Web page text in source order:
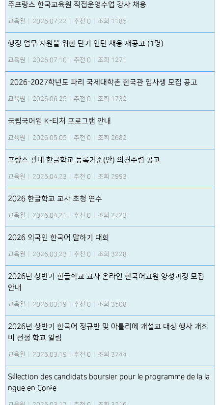
주프랑스 한국교육원 직접운영수업 강사 채용
교육원 2026.07.22 추천 0 조회 1185
행정 업무 지원을 위한 단기 인턴 채용 재공고 (1명)
교육원 2026.07.10 추천 0 조회 1271
2026-2027학년도 파리 국제대학촌 한국관 입사생 모집 공고
교육원 2026.06.25 추천 0 조회 1732
국립국어원 K-티처 프로그램 안내
교육원 2026.05.05 추천 0 조회 2682
프랑스 관내 한글학교 등록기준(안) 의견수렴 공고
교육원 2026.04.23 추천 0 조회 2993
2026 한글학교 교사 초청 연수
교육원 2026.04.21 추천 0 조회 2723
2026 외국인 한국어 말하기 대회
교육원 2026.03.23 추천 0 조회 3228
2026년 상반기 한글학교 교사 온라인 한국어교원 양성과정 모집
안내
교육원 2026.03.19 추천 0 조회 3508
2026년 상반기 한국어 정규반 및 아틀리에 개설교 대상 행사 개최
비 선정 학교 알림
교육원 2026.03.19 추천 0 조회 3744
Sélection des candidats boursier pour le programme de la la
ngue en Corée